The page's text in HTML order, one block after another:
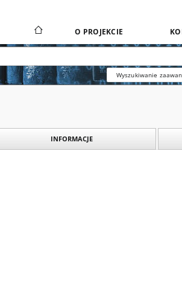
O PROJEKCIE
Wyszukiwanie
INFORMACJE